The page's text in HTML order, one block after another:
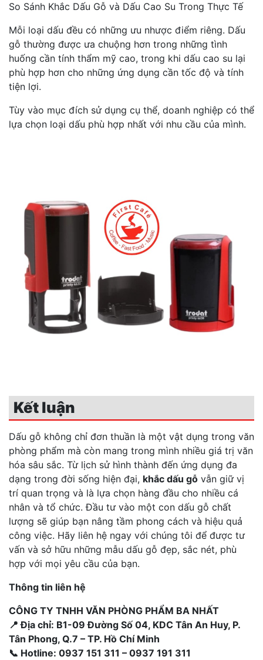
So Sánh Khắc Dấu Gỗ và Dấu Cao Su Trong Thực Tế
Mỗi loại dấu đều có những ưu nhược điểm riêng. Dấu
gỗ thường được ưa chuộng hơn trong những tình
huống cần tính thẩm mỹ cao, trong khi dấu cao su lại
phù hợp hơn cho những ứng dụng cần tốc độ và tính
tiện lợi.
Tùy vào mục đích sử dụng cụ thể, doanh nghiệp có thể
lựa chọn loại dấu phù hợp nhất với nhu cầu của mình.
Kết luận
Dấu gỗ không chỉ đơn thuần là một vật dụng trong văn
phòng phẩm mà còn mang trong mình nhiều giá trị văn
hóa sâu sắc. Từ lịch sử hình thành đến ứng dụng đa
dạng trong đời sống hiện đại, khắc dấu gỗ vẫn giữ vị
trí quan trọng và là lựa chọn hàng đầu cho nhiều cá
nhân và tổ chức. Đầu tư vào một con dấu gỗ chất
lượng sẽ giúp bạn nâng tầm phong cách và hiệu quả
công việc. Hãy liên hệ ngay với chúng tôi để được tư
vấn và sở hữu những mẫu dấu gỗ đẹp, sắc nét, phù
hợp với mọi yêu cầu của bạn.
Thông tin liên hệ
CÔNG TY TNHH VĂN PHÒNG PHẨM BA NHẤT
📍 Địa chỉ: B1-09 Đường Số 04, KDC Tân An Huy, P.
Tân Phong, Q.7 – TP. Hồ Chí Minh
📞 Hotline: 0937 151 311 – 0937 191 311